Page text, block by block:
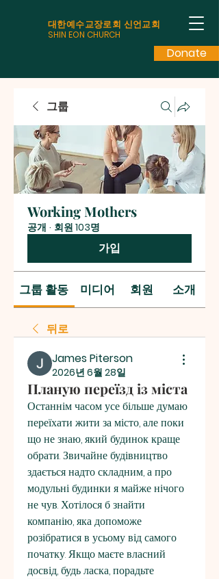
대한예수교장로회 신언교회
SHIN EON CHURCH
Donate
그룹
Working Mothers
공개 · 회원 103명
가입
그룹 활동 미디어 회원 소개
뒤로
James Piterson
2026년 6월 28일
Планую переїзд із міста
Останнім часом усе більше думаю
переїхати жити за місто, але поки
що не знаю, який будинок краще
обрати. Звичайне будівництво
здається надто складним, а про
модульні будинки я майже нічого
не чув. Хотілося б знайти
компанію, яка допоможе
розібратися в усьому від самого
початку. Якщо маєте власний
досвід, будь ласка, порадьте